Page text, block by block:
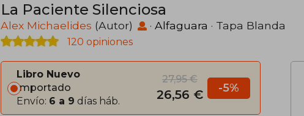
La Paciente Silenciosa
Alex Michaelides (Autor) · Alfaguara · Tapa Blanda
120 opiniones
Libro Nuevo
Importado
Envío: 6 a 9 días háb.
27,95 €
26,56 € -5%